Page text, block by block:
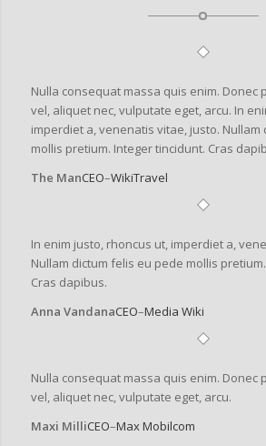
Nulla consequat massa quis enim. Donec
vel, aliquet nec, vulputate eget, arcu. In
imperdiet a, venenatis vitae, justo. Nullam
mollis pretium. Integer tincidunt. Cras
The ManCEO–WikiTravel
In enim justo, rhoncus ut, imperdiet a,
Nullam dictum felis eu pede mollis
Cras dapibus.
Anna VandanaCEO–Media Wiki
Nulla consequat massa quis enim. Donec
vel, aliquet nec, vulputate eget, arcu.
Maxi MilliCEO–Max Mobilcom